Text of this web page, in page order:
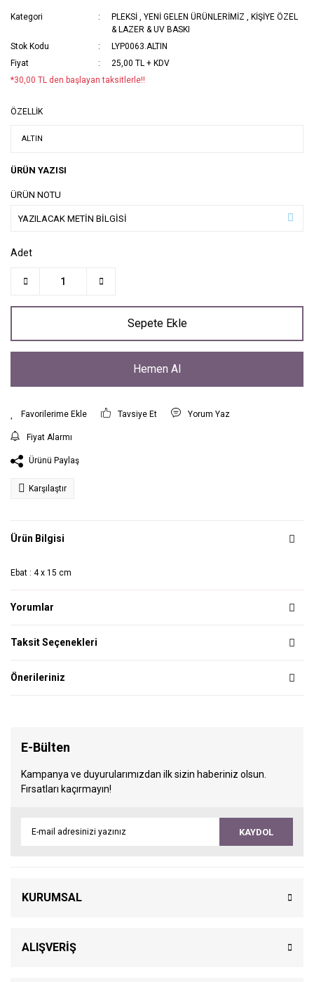
Kategori PLEKSİ ,YENİ GELEN ÜRÜNLERİMİZ , KİŞİYE ÖZEL
& LAZER & UV BASKI
Stok Kodu
LYP0063.ALTIN
Fiyat
25,00 TL + KDV
*30,00 TL den başlayan taksitlerle!!
ÖZELLİK
ÜRÜN YAZISI
ÜRÜN NOTU
Adet
Sepete Ekle
Hemen Al
Tavsiye Et Yorum Yaz
Fiyat Alarmı
Ürünü Paylaş
Karşılaştır
Ürün Bilgisi
Ebat : 4 x 15 cm
Yorumlar
Taksit Seçenekleri
Önerileriniz
E-Bülten
Kampanya ve duyurularımızdan ilk sizin haberiniz olsun.
Fırsatları kaçırmayın!
KAYDOL
KURUMSAL
ALIŞVERİŞ